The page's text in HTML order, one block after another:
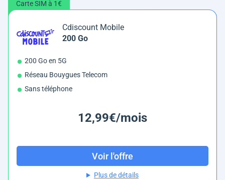
Carte SIM à 1€
Cdiscount Mobile
200 Go
200 Go en 5G
Réseau Bouygues Telecom
Sans téléphone
12,99€/mois
Voir l'offre
Plus de détails